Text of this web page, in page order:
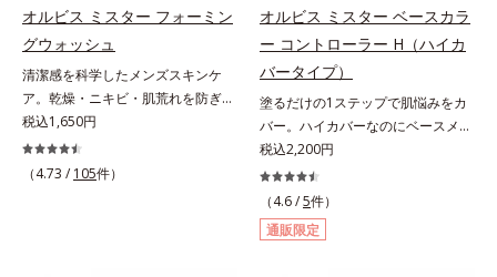
と）ができないというわけではあり
ません。
アイテム同士をなじみやすくする
「うるおいコネクト設計」を採用。
8アイテム分の機能を3ステップに集
約し、よりシンプルなお手入れで、
ハリ・ツヤのある好印象な清潔透明
肌(*1)へ導きます。*1 うるおいによ
る透明感のある肌*2 男性の顔画像
を用いた印象評価において、基準画
アイテム同士をなじみやすくする
「うるおいコネクト設計」を採用。
8アイテム分の機能を3ステップに集
約し、よりシンプルなお手入れで、
ハリ・ツヤのある好印象な清潔透明
肌(*1)へ導きます。*1 うるおいによ
る透明感のある肌*2 男性の顔画像
を用いた印象評価において、基準画
像に対して、頬全体に輝度分布がな
だらかな光（ツヤ）があると、爽や
かさ印象が高く評価されたこと*3
オルビス ミスター フォーミン
グウォッシュ
清潔感を科学したメンズスキンケ
ア。乾燥・ニキビ・肌荒れを防ぎハ
リ・ツヤのある、好印象な清潔透明
肌(*1)へ。オルビス ミスターは、男
性の清潔感、爽やかさ、若々しさの
税込1,650円
（4.73 / 105件）
オルビス ミスター ベースカラ
ー コントローラー H（ハイカ
バータイプ）
塗るだけの1ステップで肌悩みをカ
バー。ハイカバーなのにベースメイ
クしていることがばれにくく、肌印
象をあげる。オルビスの肌研究の知
見から、男性の肌色の特長をとら
え、男性の肌だからこそなじむよう
に設計した、自然な仕上がりとカバ
税込2,200円
（4.6 /5件）
通販限定